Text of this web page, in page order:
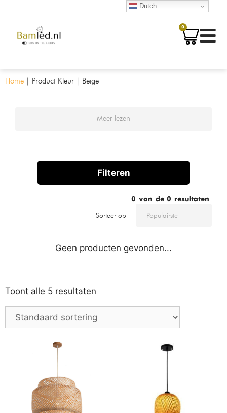
0
Home | Product Kleur | Beige
Meer lezen
Filteren
0 van de 0 resultaten
Sorteer op
Geen producten gevonden...
Toont alle 5 resultaten
Dutch